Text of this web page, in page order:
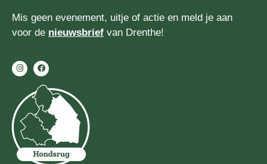
Mis geen evenement, uitje of actie en meld je aan
voor de nieuwsbrief van Drenthe!